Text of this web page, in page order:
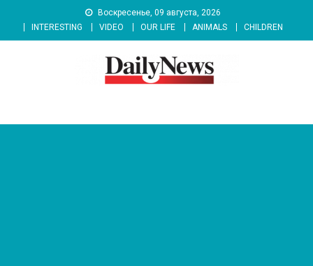
content
Воскресенье, 09 августа, 2026
INTERESTING
VIDEO OUR LIFE ANIMALS CHILDREN